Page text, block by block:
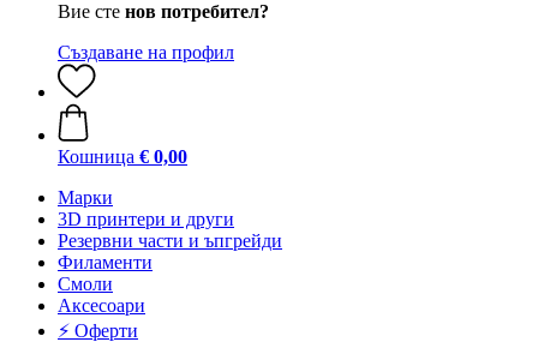
Вие сте нов потребител?
Създаване на профил
Кошница € 0,00
Mарки
3D принтери и други
Резервни части и ъпгрейди
Филаменти
Смоли
Аксесоари
⚡ Оферти